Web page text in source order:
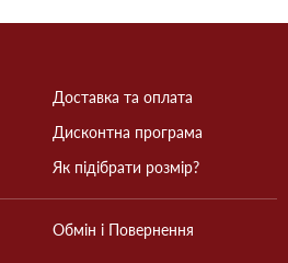
Доставка та оплата
Дисконтна програма
Як підібрати розмір?
Обмін і Повернення